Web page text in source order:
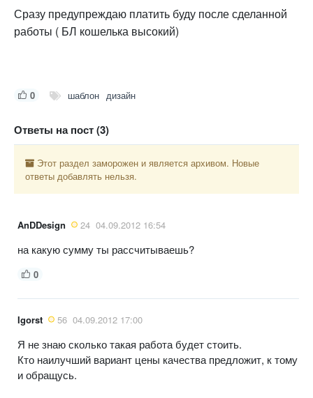
Сразу предупреждаю платить буду после сделанной
работы ( БЛ кошелька высокий)
0 шаблон дизайн
Ответы на пост (3)
Этот раздел заморожен и является архивом. Новые
ответы добавлять нельзя.
AnDDesign 24 04.09.2012 16:54
на какую сумму ты рассчитываешь?
0
Igorst 56 04.09.2012 17:00
Я не знаю сколько такая работа будет стоить.
Кто наилучший вариант цены качества предложит, к тому
и обращусь.